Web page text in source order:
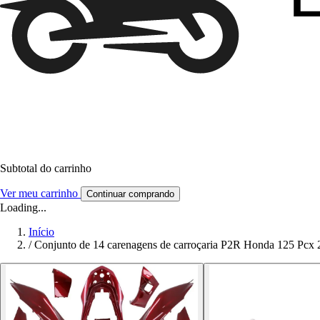
Subtotal do carrinho
Ver meu carrinho Continuar comprando
Loading...
Início
/ Conjunto de 14 carenagens de carroçaria P2R Honda 125 Pcx